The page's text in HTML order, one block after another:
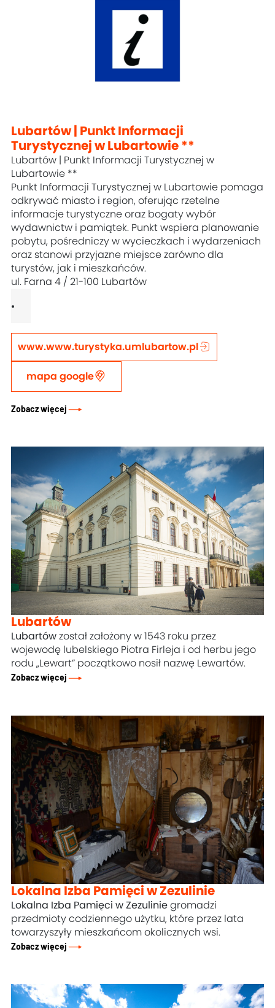
Lubartów | Punkt Informacji
Turystycznej w Lubartowie **
Lubartów | Punkt Informacji Turystycznej w
Lubartowie **
Punkt Informacji Turystycznej w Lubartowie pomaga
odkrywać miasto i region, oferując rzetelne
informacje turystyczne oraz bogaty wybór
wydawnictw i pamiątek. Punkt wspiera planowanie
pobytu, pośredniczy w wycieczkach i wydarzeniach
oraz stanowi przyjazne miejsce zarówno dla
turystów, jak i mieszkańców.
ul. Farna 4 / 21-100 Lubartów
www.www.turystyka.umlubartow.pl
mapa google
Zobacz więcej
Lubartów
Lubartów został założony w 1543 roku przez
wojewodę lubelskiego Piotra Firleja i od herbu jego
rodu „Lewart” początkowo nosił nazwę Lewartów.
Zobacz więcej
Lokalna Izba Pamięci w Zezulinie
Lokalna Izba Pamięci w Zezulinie gromadzi
przedmioty codziennego użytku, które przez lata
towarzyszyły mieszkańcom okolicznych wsi.
Zobacz więcej